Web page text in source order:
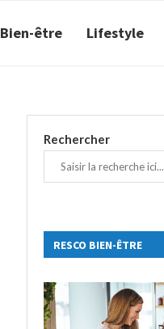
Bien-être Lifestyle
Rechercher
RESCO BIEN-ÊTRE